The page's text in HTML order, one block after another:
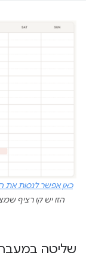
כאן אפשר לנסות את
הזו יש קו רציף
שליטה